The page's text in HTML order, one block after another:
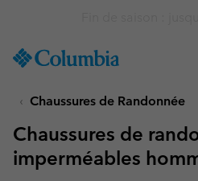
TO
SKIP
MAIN
Chaussures de Randonnée
Chaussures de
imperméables